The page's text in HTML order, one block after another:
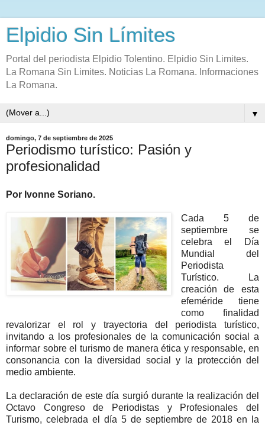
Elpidio Sin Límites
Portal del periodista Elpidio Tolentino. Elpidio Sin Limites.
La Romana Sin Limites. Noticias La Romana. Informaciones
La Romana.
▼
domingo, 7 de septiembre de 2025
Periodismo turístico: Pasión y
profesionalidad
Por Ivonne Soriano.
Cada 5 de
septiembre se
celebra el Día
Mundial del
Periodista
Turístico. La
creación de esta
efeméride tiene
como finalidad
revalorizar el rol y trayectoria del periodista turístico,
invitando a los profesionales de la comunicación social a
informar sobre el turismo de manera ética y responsable, en
consonancia con la diversidad social y la protección del
medio ambiente.
La declaración de este día surgió durante la realización del
Octavo Congreso de Periodistas y Profesionales del
Turismo, celebrada el día 5 de septiembre de 2018 en la